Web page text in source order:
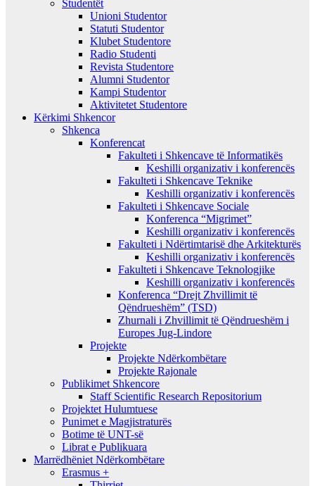
Studentët
Unioni Studentor
Statuti Studentor
Klubet Studentore
Radio Studenti
Revista Studentore
Alumni Studentor
Kampi Studentor
Aktivitetet Studentore
Kërkimi Shkencor
Shkenca
Konferencat
Fakulteti i Shkencave të Informatikës
Keshilli organizativ i konferencës
Fakulteti i Shkencave Teknike
Keshilli organizativ i konferencës
Fakulteti i Shkencave Sociale
Konferenca “Migrimet”
Keshilli organizativ i konferencës
Fakulteti i Ndërtimtarisë dhe Arkitekturës
Keshilli organizativ i konferencës
Fakulteti i Shkencave Teknologjike
Keshilli organizativ i konferencës
Konferenca “Drejt Zhvillimit të
Qëndrueshëm” (TSD)
Zhurnali i Zhvillimit të Qëndrueshëm i
Europes Jug-Lindore
Projekte
Projekte Ndërkombëtare
Projekte Rajonale
Publikimet Shkencore
Staff Scientific Research Repositorium
Projektet Hulumtuese
Punimet e Magjistraturës
Botime të UNT-së
Librat e Publikuara
Marrëdhëniet Ndërkombëtare
Erasmus +